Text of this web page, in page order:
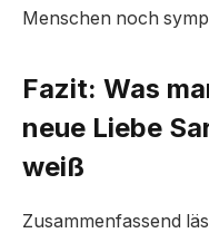
Menschen noch
Fazit: Was
neue Liebe
weiß
Zusammenfassend